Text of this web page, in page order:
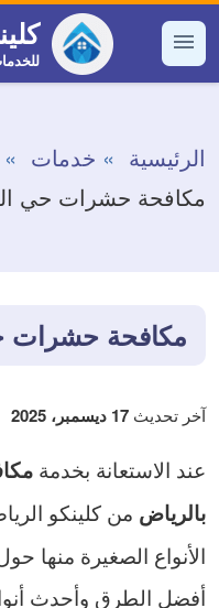
التجاوز
إلى القائمة
الرئيسية خدمات
مكافحة حشرات حي
مكافحة حشرات
آخر تحديث 17 ديسمبر، 2025
عند الاستعانة بخدمة
بالرياض من كلينكو
الأنواع الصغيرة منها
أفضل الطرق وأحدث